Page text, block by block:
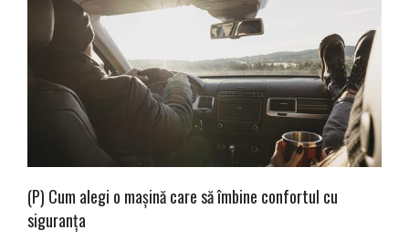
(P) Cum alegi o mașină care să îmbine confortul cu
siguranța